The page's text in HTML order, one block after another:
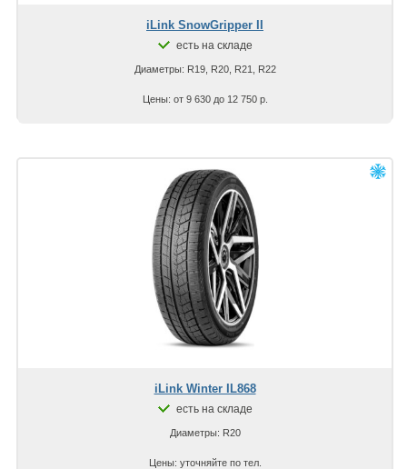
iLink SnowGripper II
есть на складе
Диаметры: R19, R20, R21, R22
Цены: от 9 630 до 12 750 р.
iLink Winter IL868
есть на складе
Диаметры: R20
Цены: уточняйте по тел.